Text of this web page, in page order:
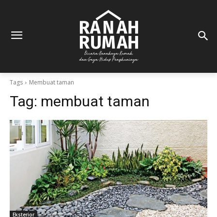
Tags Membuat taman
Tag: membuat taman
Eksterior